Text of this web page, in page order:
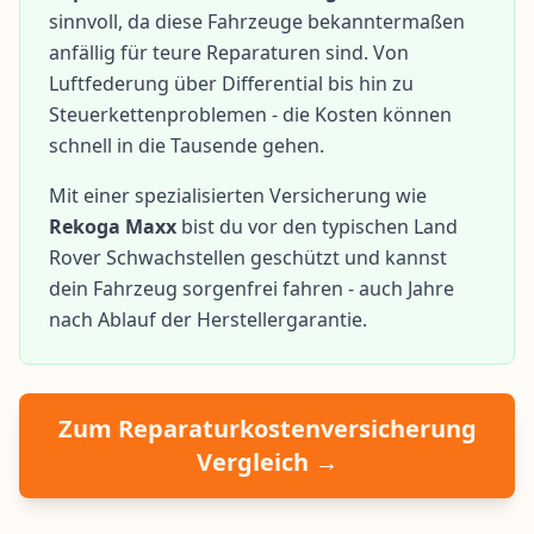
sinnvoll, da diese Fahrzeuge bekanntermaßen
anfällig für teure Reparaturen sind. Von
Luftfederung über Differential bis hin zu
Steuerkettenproblemen - die Kosten können
schnell in die Tausende gehen.
Mit einer spezialisierten Versicherung wie
Rekoga Maxx bist du vor den typischen Land
Rover Schwachstellen geschützt und kannst
dein Fahrzeug sorgenfrei fahren - auch Jahre
nach Ablauf der Herstellergarantie.
Zum Reparaturkostenversicherung
Vergleich →